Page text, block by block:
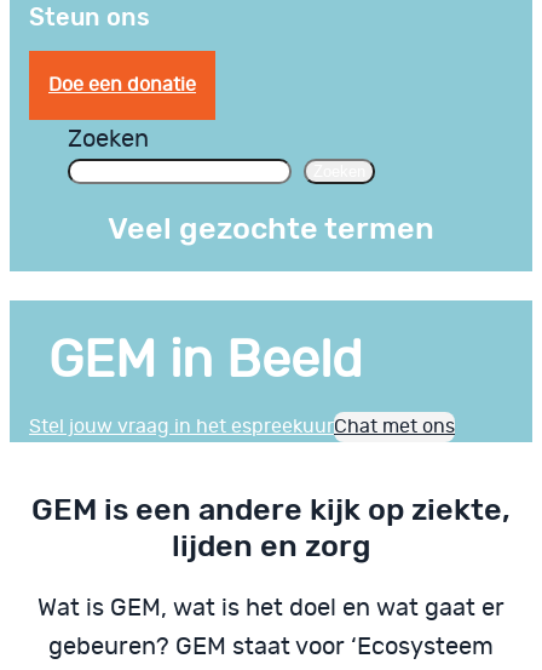
Steun ons
Doe een donatie
Zoeken
Veel gezochte termen
GEM in Beeld
Stel jouw vraag in het espreekuurChat met ons
GEM is een andere kijk op ziekte,
lijden en zorg
Wat is GEM, wat is het doel en wat gaat er
gebeuren? GEM staat voor ‘Ecosysteem